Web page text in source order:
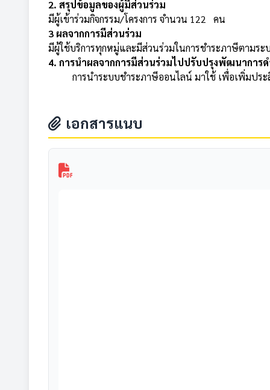
2. สรุปข้อมูลของผู้มีส่วนร่วม
มีผู้เข้าร่วมกิจกรรม/โครงการ จำนวน 122 คน
3 ผลจากการมีส่วนร่วม
มีผู้ใช้บริการทุกหมู่และมีส่วนร่วมในการชำระภาษีตามระบ
4. การนำผลจากการมีส่วนร่วมไปปรับปรุงพัฒนาการ
การนำระบบชำระภาษีออนไลน์ มาใช้ เพื่อเพิ่มประ
เอกสารแนบ